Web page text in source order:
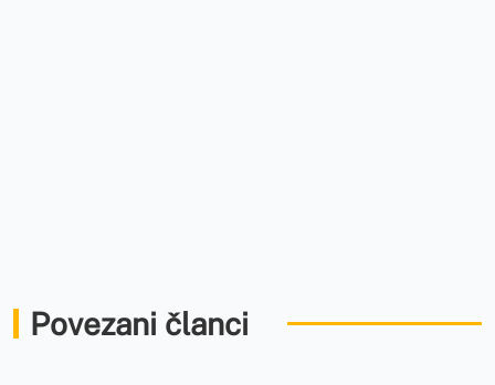
Povezani članci